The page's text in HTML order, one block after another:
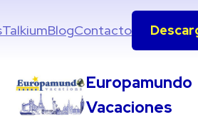
TalkiumBlogContacto
Europamundo
Vacaciones